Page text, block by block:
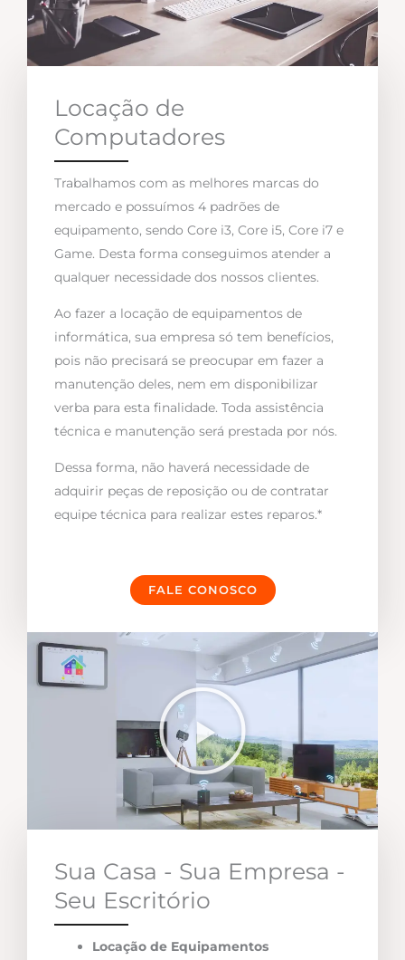
Locação de
Computadores
Trabalhamos com as melhores marcas do
mercado e possuímos 4 padrões de
equipamento, sendo Core i3, Core i5, Core i7 e
Game. Desta forma conseguimos atender a
qualquer necessidade dos nossos clientes.
Ao fazer a locação de equipamentos de
informática, sua empresa só tem benefícios,
pois não precisará se preocupar em fazer a
manutenção deles, nem em disponibilizar
verba para esta finalidade. Toda assistência
técnica e manutenção será prestada por nós.
Dessa forma, não haverá necessidade de
adquirir peças de reposição ou de contratar
equipe técnica para realizar estes reparos.*
FALE CONOSCO
Sua Casa - Sua Empresa -
Seu Escritório
Locação de Equipamentos